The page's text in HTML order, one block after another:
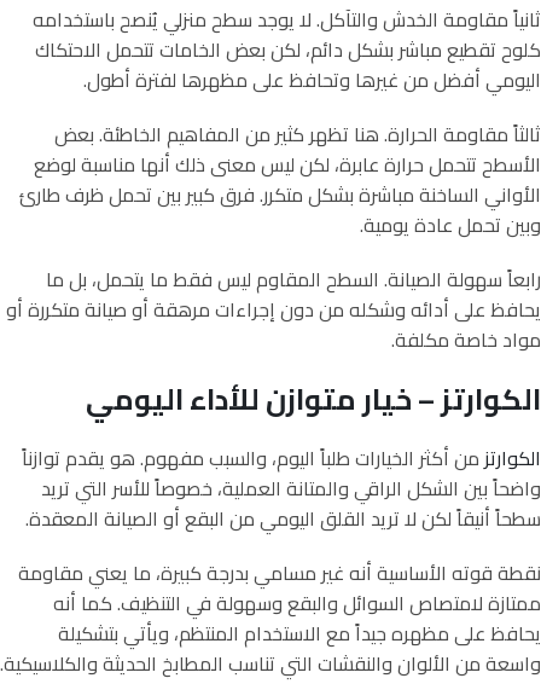
ثانياً مقاومة الخدش والتآكل. لا يوجد سطح منزلي يُنصح باستخدامه
كلوح تقطيع مباشر بشكل دائم، لكن بعض الخامات تتحمل الاحتكاك
اليومي أفضل من غيرها وتحافظ على مظهرها لفترة أطول.
ثالثاً مقاومة الحرارة. هنا تظهر كثير من المفاهيم الخاطئة. بعض
الأسطح تتحمل حرارة عابرة، لكن ليس معنى ذلك أنها مناسبة لوضع
الأواني الساخنة مباشرة بشكل متكرر. فرق كبير بين تحمل ظرف طارئ
وبين تحمل عادة يومية.
رابعاً سهولة الصيانة. السطح المقاوم ليس فقط ما يتحمل، بل ما
يحافظ على أدائه وشكله من دون إجراءات مرهقة أو صيانة متكررة أو
مواد خاصة مكلفة.
الكوارتز – خيار متوازن للأداء اليومي
الكوارتزمن أكثر الخيارات طلباً اليوم، والسبب مفهوم. هو يقدم توازناً
واضحاً بين الشكل الراقي والمتانة العملية، خصوصاً للأسر التي تريد
سطحاً أنيقاً لكن لا تريد القلق اليومي من البقع أو الصيانة المعقدة.
نقطة قوته الأساسية أنه غير مسامي بدرجة كبيرة، ما يعني مقاومة
ممتازة لامتصاص السوائل والبقع وسهولة في التنظيف. كما أنه
يحافظ على مظهره جيداً مع الاستخدام المنتظم، ويأتي بتشكيلة
واسعة من الألوان والنقشات التي تناسب المطابخ الحديثة والكلاسيكية.